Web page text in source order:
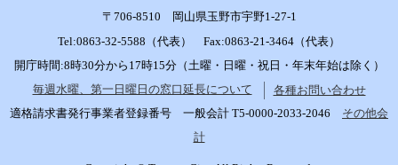
〒706-8510 岡山県玉野市宇野1-27-1
Tel:0863-32-5588（代表） Fax:0863-21-3464（代表）
開庁時間:8時30分から17時15分（土曜・日曜・祝日・年末年始は除く）
毎週水曜、第一日曜日の窓口延長について
各種お問い合わせ
適格請求書発行事業者登録番号 一般会計 T5-0000-2033-2046 その他会
計